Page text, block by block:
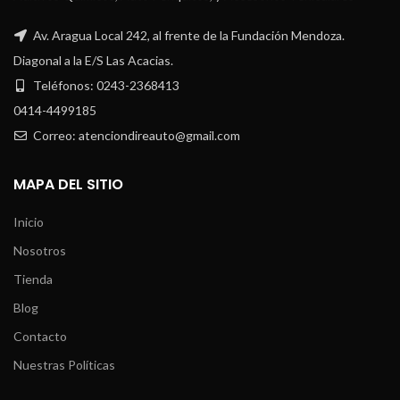
Av. Aragua Local 242, al frente de la Fundación Mendoza.
Diagonal a la E/S Las Acacias.
Teléfonos: 0243-2368413
0414-4499185
Correo: atenciondireauto@gmail.com
MAPA DEL SITIO
Inicio
Nosotros
Tienda
Blog
Contacto
Nuestras Políticas